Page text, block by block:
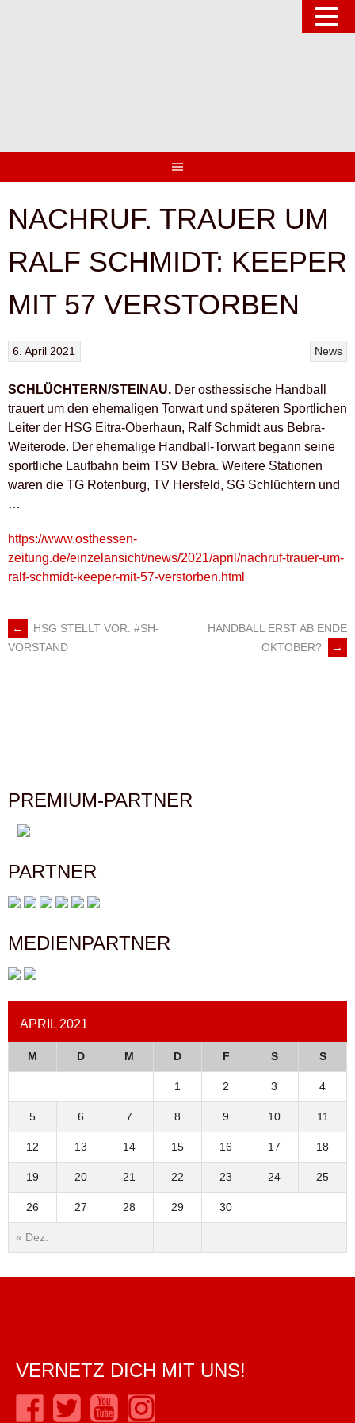
NACHRUF. TRAUER UM
RALF SCHMIDT: KEEPER
MIT 57 VERSTORBEN
News
6. April 2021
SCHLÜCHTERN/STEINAU. Der osthessische Handball
trauert um den ehemaligen Torwart und späteren Sportlichen
Leiter der HSG Eitra-Oberhaun, Ralf Schmidt aus Bebra-
Weiterode. Der ehemalige Handball-Torwart begann seine
sportliche Laufbahn beim TSV Bebra. Weitere Stationen
waren die TG Rotenburg, TV Hersfeld, SG Schlüchtern und
…
https://www.osthessen-
zeitung.de/einzelansicht/news/2021/april/nachruf-trauer-um-
ralf-schmidt-keeper-mit-57-verstorben.html
ARTIKEL-
←
HSG STELLT VOR: #SH-
VORSTAND
HANDBALL ERST AB ENDE
OKTOBER?
→
PREMIUM-PARTNER
PARTNER
MEDIENPARTNER
APRIL 2021
M D M D F S S
« Dez.
1 2 3 4
5 6 7 8 9 10 11
12 13 14 15 16 17 18
19 20 21 22 23 24 25
26 27 28 29 30
VERNETZ DICH MIT UNS!